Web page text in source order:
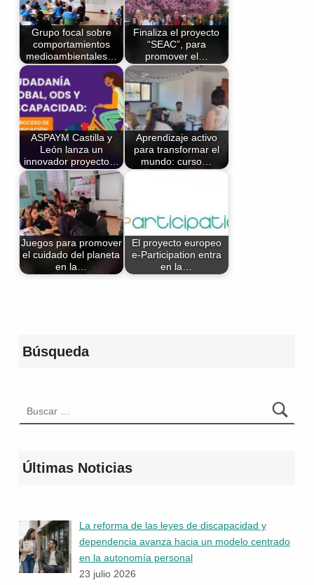
Grupo focal sobre
comportamientos
medioambientales…
Finaliza el proyecto
“SEAC”, para
promover el…
ASPAYM Castilla y
León lanza un
innovador proyecto…
Aprendizaje activo
para transformar el
mundo: curso…
Juegos para promover
el cuidado del planeta
en la…
El proyecto europeo
e-Participation entra
en la…
Búsqueda
Últimas Noticias
La reforma de las leyes de discapacidad y
dependencia avanza hacia un modelo centrado
en la autonomía personal
23 julio 2026